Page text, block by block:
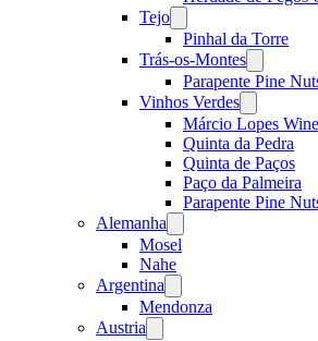
Tejo
menu
Pinhal da Torre
Trás-os-Montes
menu
Parapente Pine
Vinhos Verdes
menu
Márcio Lopes
Quinta da Pedra
Quinta de Paços
Paço da Palmeira
Parapente Pine
Alemanha
menu
Mosel
Nahe
Argentina
menu
Mendonza
Austria